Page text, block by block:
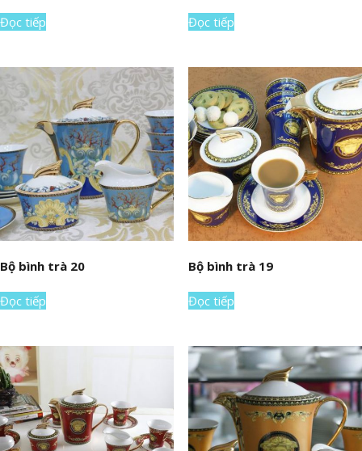
Đọc tiếp Đọc tiếp
Bộ bình trà 20
Đọc tiếp
Bộ bình trà 19
Đọc tiếp